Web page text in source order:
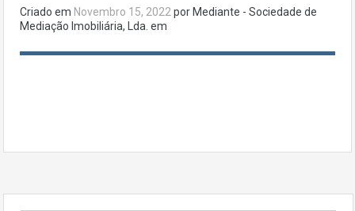
Criado em Novembro 15, 2022por Mediante - Sociedade de
Mediação Imobiliária, Lda. em